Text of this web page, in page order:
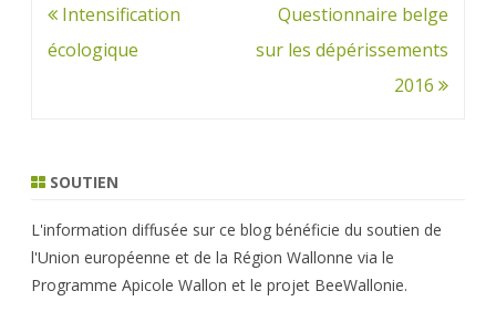
Navigation
de
Intensification
écologique
Questionnaire belge
sur les dépérissements
2016
SOUTIEN
L'information diffusée sur ce blog bénéficie du soutien de
l'Union européenne et de la Région Wallonne via le
Programme Apicole Wallon et le projet BeeWallonie.